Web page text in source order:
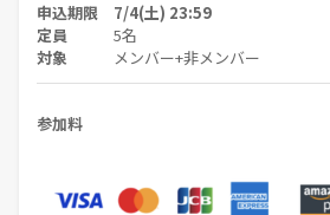
申込期限 7/4(土) 23:59
定員 5名
対象 メンバー+非メンバー
参加料